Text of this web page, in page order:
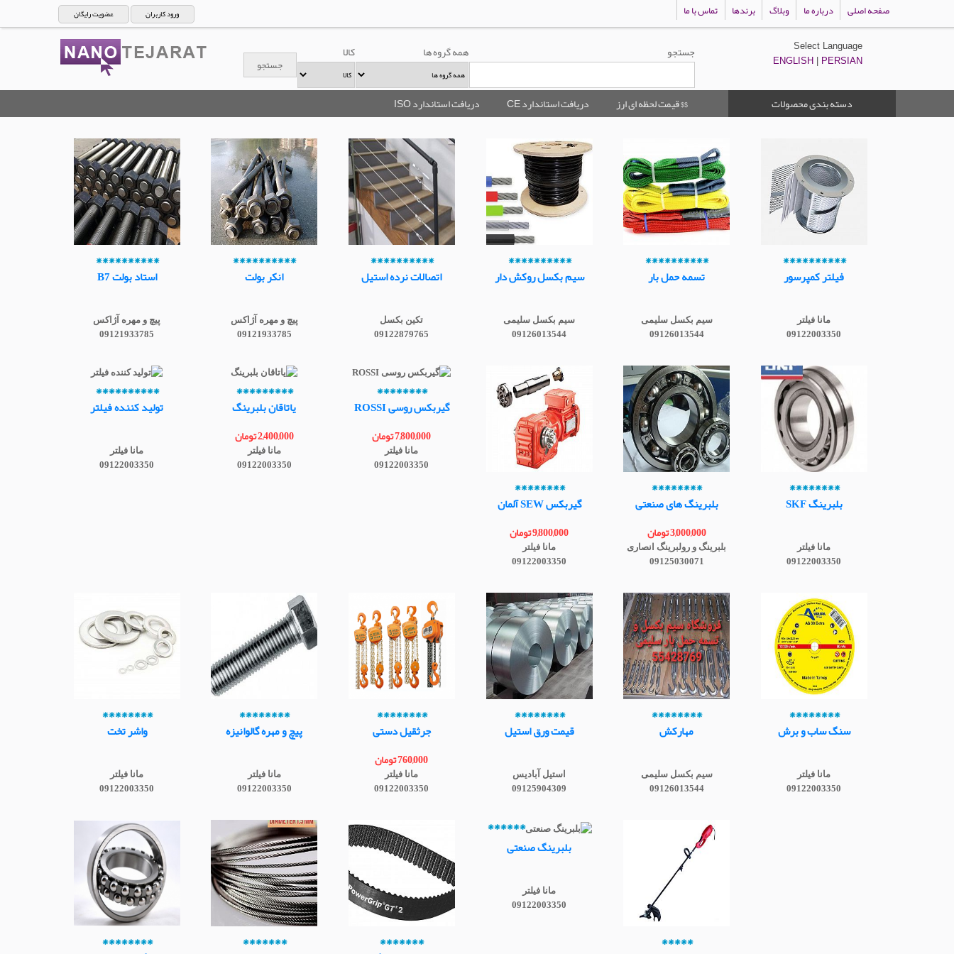
ورود کاربران عضویت رایگان صفحه اصلی درباره ما وبلاگ برندها تماس با ما
جستجو همه گروه ها کالا
Select Language
ENGLISH
PERSIAN
$$ قیمت لحظه ای ارز دریافت استاندارد CE دریافت استاندارد ISO دسته بندی محصولات
**********
استاد بولت B7
پیچ و مهره آژاکس
09121933785
**********
انکر بولت
پیچ و مهره آژاکس
09121933785
**********
اتصالات نرده استیل
تکین بکسل
09122879765
**********
سیم بکسل روکش دار
سیم بکسل سلیمی
09126013544
**********
تسمه حمل بار
سیم بکسل سلیمی
09126013544
**********
فیلتر کمپرسور
مانا فیلتر
09122003350
**********
تولید کننده فیلتر
مانا فیلتر
09122003350
*********
یاتاقان بلبرینگ
2,400,000 تومان
مانا فیلتر
09122003350
********
گیربکس روسی ROSSI
7,800,000 تومان
مانا فیلتر
09122003350
********
گیربکس SEW آلمان
9,800,000 تومان
مانا فیلتر
09122003350
********
بلبرینگ های صنعتی
3,000,000 تومان
بلبرینگ و رولبرینگ انصاری
09125030071
********
بلبرینگ SKF
مانا فیلتر
09122003350
********
واشر تخت
مانا فیلتر
09122003350
********
پیچ و مهره گالوانیزه
مانا فیلتر
09122003350
********
جرثقیل دستی
760,000 تومان
مانا فیلتر
09122003350
********
قیمت ورق استیل
استیل آبادیس
09125904309
********
مهارکش
سیم بکسل سلیمی
09126013544
********
سنگ ساب و برش
مانا فیلتر
09122003350
******** ******* *******
******
بلبرینگ صنعتی
مانا فیلتر
09122003350
*****